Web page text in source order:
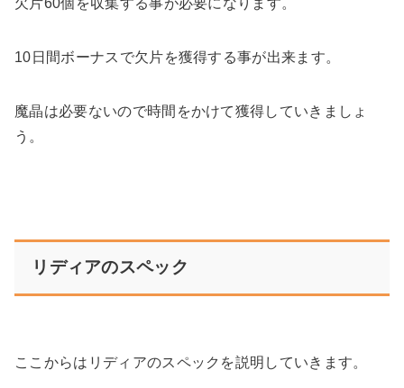
欠片60個を収集する事が必要になります。
10日間ボーナスで欠片を獲得する事が出来ます。
魔晶は必要ないので時間をかけて獲得していきましょ
う。
リディアのスペック
ここからはリディアのスペックを説明していきます。